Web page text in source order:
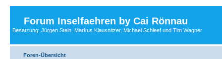
Forum Inselfaehren by Cai Rönnau
Besatzung: Jürgen Stein, Markus Klausnitzer, Michael Schleef und Tim Wagner
Foren-Übersicht